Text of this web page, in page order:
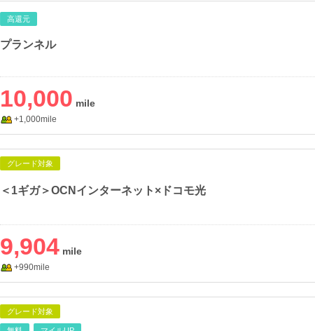
高還元
プランネル
10,000
+1,000mile
グレード対象
＜1ギガ＞OCNインターネット×ドコモ光
9,904
+990mile
グレード対象